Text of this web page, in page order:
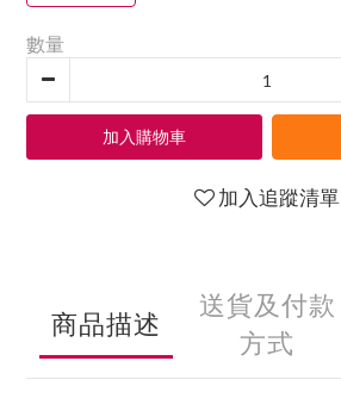
數量
加入購物車
加入追蹤清單
商品描述
送貨及付款
方式